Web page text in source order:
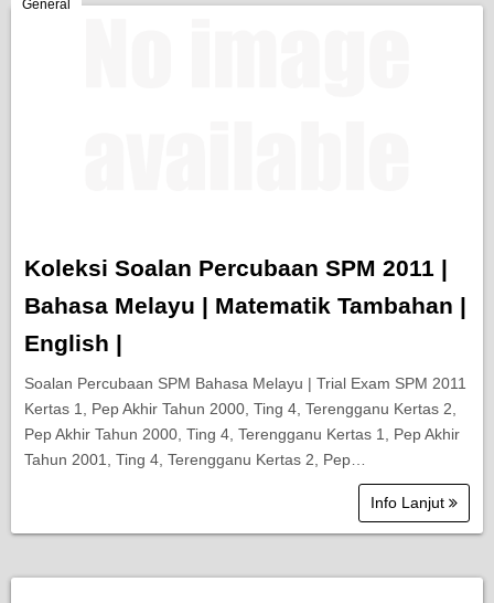
General
Koleksi Soalan Percubaan SPM 2011 |
Bahasa Melayu | Matematik Tambahan |
English |
Soalan Percubaan SPM Bahasa Melayu | Trial Exam SPM 2011
Kertas 1, Pep Akhir Tahun 2000, Ting 4, Terengganu Kertas 2,
Pep Akhir Tahun 2000, Ting 4, Terengganu Kertas 1, Pep Akhir
Tahun 2001, Ting 4, Terengganu Kertas 2, Pep…
Info Lanjut